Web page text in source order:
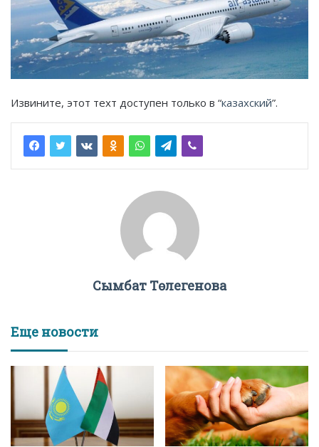
Извините, этот техт доступен только в “казахский”.
Сымбат Төлегенова
Еще новости